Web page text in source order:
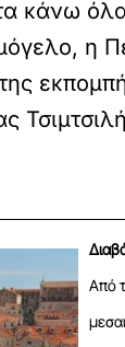
κάνω
η
Από